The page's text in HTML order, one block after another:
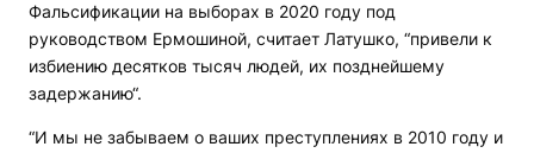
Фальсификации на выборах в 2020 году под
руководством Ермошиной, считает Латушко, “привели к
избиению десятков тысяч людей, их позднейшему
задержанию“.
“И мы не забываем о ваших преступлениях в 2010 году и